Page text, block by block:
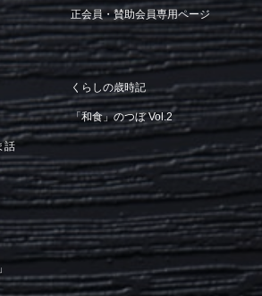
正会員・賛助会員専用ページ
くらしの歳時記
「和食」のつぼ Vol.2
話